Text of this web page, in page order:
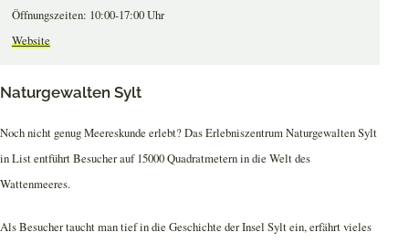
Öffnungszeiten: 10:00-17:00 Uhr
Website
Naturgewalten Sylt
Noch nicht genug Meereskunde erlebt? Das Erlebniszentrum Naturgewalten Sylt
in List entführt Besucher auf 15000 Quadratmetern in die Welt des
Wattenmeeres.
Als Besucher taucht man tief in die Geschichte der Insel Sylt ein, erfährt vieles